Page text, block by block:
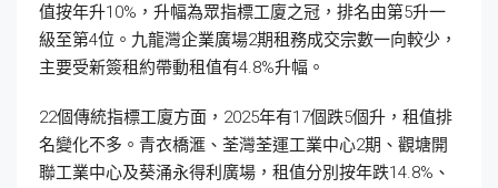
值按年升10%，升幅為眾指標工廈之冠，排名由第5升一
級至第4位。九龍灣企業廣場2期租務成交宗數一向較少，
主要受新簽租約帶動租值有4.8%升幅。
22個傳統指標工廈方面，2025年有17個跌5個升，租值排
名變化不多。青衣橋滙、荃灣荃運工業中心2期、觀塘開
聯工業中心及葵涌永得利廣場，租值分別按年跌14.8%、